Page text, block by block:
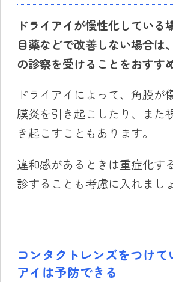
ドライアイが慢性化している
目薬などで改善しない場合は、
の診察を受けることをおすす
ドライアイによって、角膜が
膜炎を引き起こしたり、また
き起こすこともあります。
違和感があるときは重症化す
診することも考慮に入れまし
コンタクトレンズをつけて
アイは予防できる